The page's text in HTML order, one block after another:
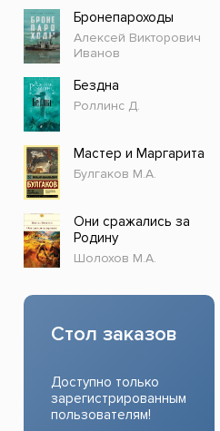
Детские книги
История
Разное
Прочие издания
Бронепароходы
Алексей Викторович
Иванов
Бездна
Роллинс Д.
Мастер и Маргарита
Булгаков М.А.
Они сражались за
Родину
Шолохов М.А.
Стол заказов
Доступно только
зарегистрированным
пользователям!